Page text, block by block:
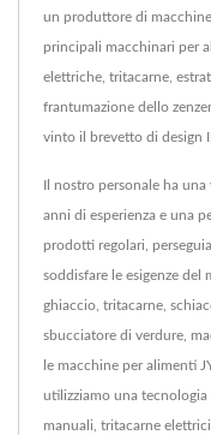
un produttore di
principali macchinari per
elettriche, tritacarne,
frantumazione dello
vinto il brevetto di design
Il nostro personale ha
anni di esperienza e una
prodotti regolari,
soddisfare le esigenze del
ghiaccio, tritacarne,
sbucciatore di verdure,
le macchine per alimenti
utilizziamo una
manuali, tritacarne